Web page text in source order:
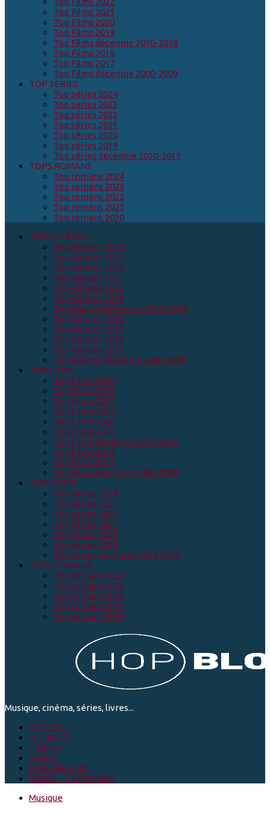
Top Films 2021
Top Films 2020
Top Films 2019
Top Films décennie 2010-2019
Top Films 2018
Top Films 2017
Top Films décennie 2000-2009
TOP SERIES
Top séries 2024
Top séries 2023
Top séries 2022
Top séries 2021
Top séries 2020
Top séries 2019
Top séries décennie 2010-2019
TOPS ROMANS
Top romans 2024
Top romans 2023
Top romans 2022
Top romans 2021
Top romans 2020
TOPS ALBUMS
Top Albums 2024
Top Albums 2023
Top Albums 2022
Top Albums 2021
Top Albums 2020
Top Albums 2019
Top albums Décennie 2010-2019
Top Albums 2018
Top Albums 2017
Top Albums 2016
Top Albums 2015
Top albums décennie 2000-2009
TOP FILMS
Top Films 2024
Top Films 2023
Top Films 2022
Top Films 2021
Top Films 2020
Top Films 2019
Top Films décennie 2010-2019
Top Films 2018
Top Films 2017
Top Films décennie 2000-2009
TOP SERIES
Top séries 2024
Top séries 2023
Top séries 2022
Top séries 2021
Top séries 2020
Top séries 2019
Top séries décennie 2010-2019
TOPS ROMANS
Top romans 2024
Top romans 2023
Top romans 2022
Top romans 2021
Top romans 2020
Musique, cinéma, séries, livres...
ACCUEIL
MUSIQUE
CINEMA
SÉRIES
ROMANS & BD
RADIO - TELEVISION
Musique